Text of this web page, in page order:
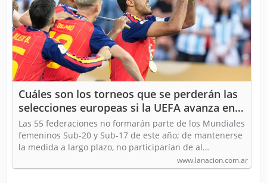
Cuáles son los torneos que se perderán las
selecciones europeas si la UEFA avanza en
su boicot a la FIFA
Las 55 federaciones no formarán parte de los Mundiales
femeninos Sub-20 y Sub-17 de este año; de mantenerse
la medida a largo plazo, no participarían de al…
www.lanacion.com.ar